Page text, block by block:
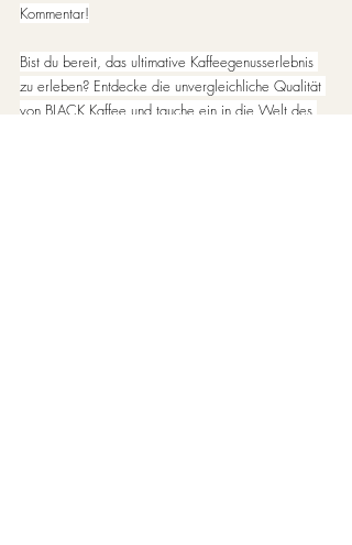
Kommentar!
Bist du bereit, das ultimative Kaffeegenusserlebnis
zu erleben? Entdecke die unvergleichliche Qualität
von BLACK Kaffee und tauche ein in die Welt des